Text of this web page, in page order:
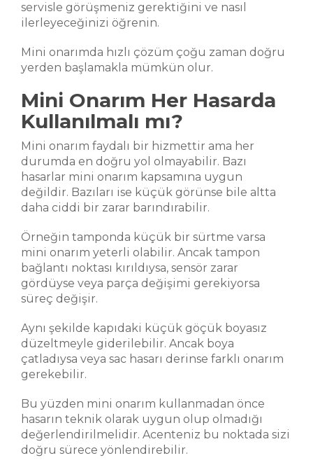
servisle görüşmeniz gerektiğini ve nasıl
ilerleyeceğinizi öğrenin.
Mini onarımda hızlı çözüm çoğu zaman doğru
yerden başlamakla mümkün olur.
Mini Onarım Her Hasarda
Kullanılmalı mı?
Mini onarım faydalı bir hizmettir ama her
durumda en doğru yol olmayabilir. Bazı
hasarlar mini onarım kapsamına uygun
değildir. Bazıları ise küçük görünse bile altta
daha ciddi bir zarar barındırabilir.
Örneğin tamponda küçük bir sürtme varsa
mini onarım yeterli olabilir. Ancak tampon
bağlantı noktası kırıldıysa, sensör zarar
gördüyse veya parça değişimi gerekiyorsa
süreç değişir.
Aynı şekilde kapıdaki küçük göçük boyasız
düzeltmeyle giderilebilir. Ancak boya
çatladıysa veya sac hasarı derinse farklı onarım
gerekebilir.
Bu yüzden mini onarım kullanmadan önce
hasarın teknik olarak uygun olup olmadığı
değerlendirilmelidir. Acenteniz bu noktada sizi
doğru sürece yönlendirebilir.